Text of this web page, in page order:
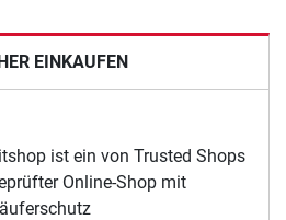
EINKAUFEN
ist ein von Trusted Shops
Online-Shop mit